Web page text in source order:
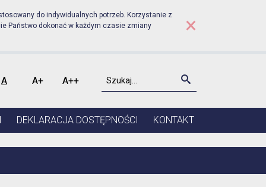
- Urząd Stanu
do indywidualnych potrzeb. Korzystanie z
Państwo dokonać w każdym czasie zmiany
×
A
Czcionka domyślna
A+
Czcionka średnia
A++
Czcionka duża
Szukaj Szukaj
DEKLARACJA DOSTĘPNOŚCI KONTAKT